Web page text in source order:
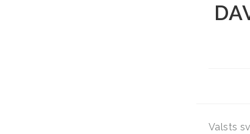
Valsts